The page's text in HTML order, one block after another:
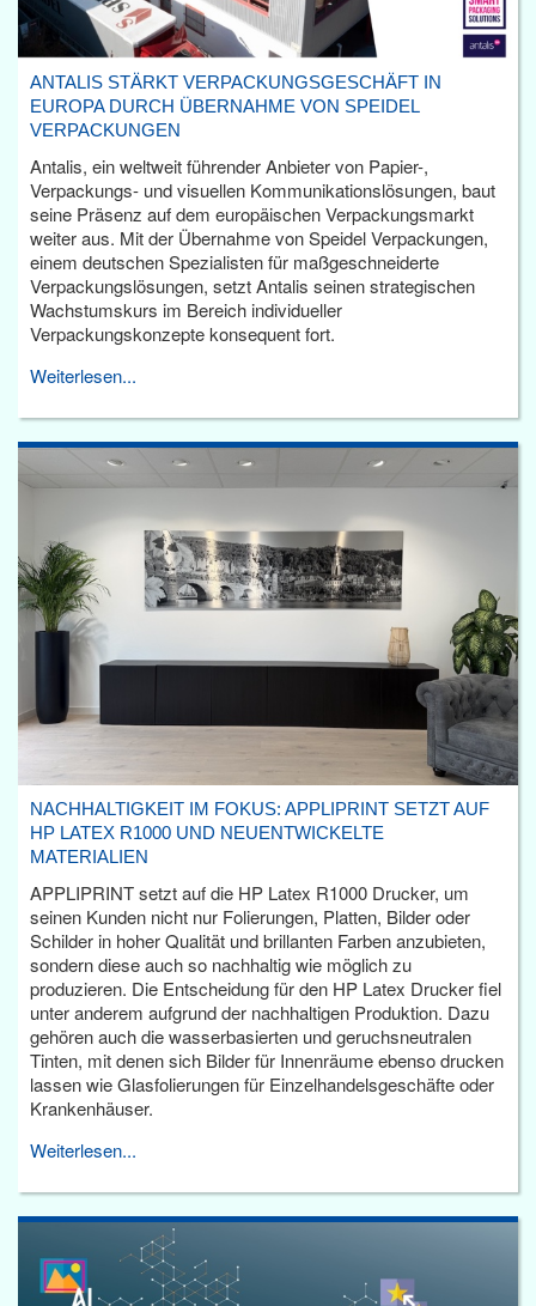
ANTALIS STÄRKT VERPACKUNGSGESCHÄFT IN
EUROPA DURCH ÜBERNAHME VON SPEIDEL
VERPACKUNGEN
Antalis, ein weltweit führender Anbieter von Papier-,
Verpackungs- und visuellen Kommunikationslösungen, baut
seine Präsenz auf dem europäischen Verpackungsmarkt
weiter aus. Mit der Übernahme von Speidel Verpackungen,
einem deutschen Spezialisten für maßgeschneiderte
Verpackungslösungen, setzt Antalis seinen strategischen
Wachstumskurs im Bereich individueller
Verpackungskonzepte konsequent fort.
Weiterlesen...
NACHHALTIGKEIT IM FOKUS: APPLIPRINT SETZT AUF
HP LATEX R1000 UND NEUENTWICKELTE
MATERIALIEN
APPLIPRINT setzt auf die HP Latex R1000 Drucker, um
seinen Kunden nicht nur Folierungen, Platten, Bilder oder
Schilder in hoher Qualität und brillanten Farben anzubieten,
sondern diese auch so nachhaltig wie möglich zu
produzieren. Die Entscheidung für den HP Latex Drucker fiel
unter anderem aufgrund der nachhaltigen Produktion. Dazu
gehören auch die wasserbasierten und geruchsneutralen
Tinten, mit denen sich Bilder für Innenräume ebenso drucken
lassen wie Glasfolierungen für Einzelhandelsgeschäfte oder
Krankenhäuser.
Weiterlesen...